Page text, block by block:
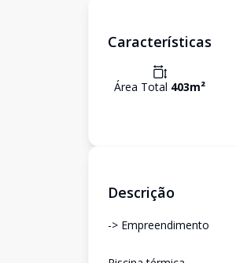
Características
Área Total 403m²
Descrição
-> Empreendimento